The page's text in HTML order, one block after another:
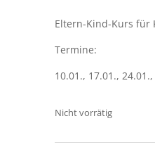
Eltern-Kind-Kurs für
Termine:
10.01., 17.01.,
Nicht vorrätig